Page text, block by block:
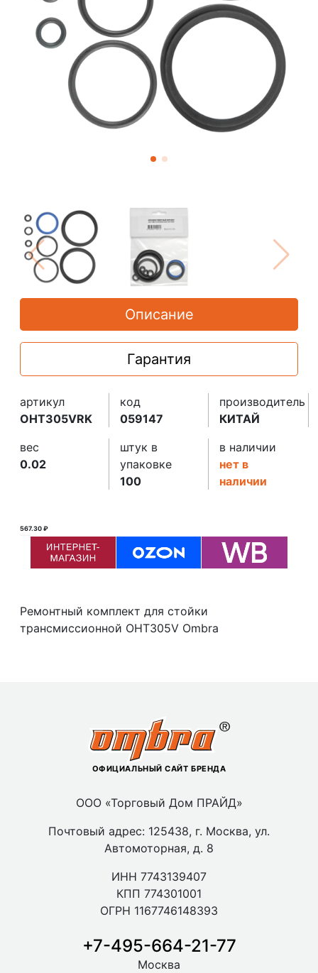
Описание
Гарантия
артикул
OHT305VRK
код
059147
производитель
КИТАЙ
вес
0.02
штук в
упаковке
100
в наличии
нет в
наличии
567.30 ₽
Ремонтный комплект для стойки
трансмиссионной OHT305V Ombra
ОФИЦИАЛЬНЫЙ САЙТ БРЕНДА
ООО «Торговый Дом ПРАЙД»
Почтовый адрес: 125438, г. Москва, ул.
Автомоторная, д. 8
ИНН 7743139407
КПП 774301001
ОГРН 1167746148393
+7-495-664-21-77
Москва